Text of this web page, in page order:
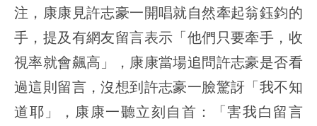
注，康康見許志豪一開唱就自然牽起翁鈺鈞的
手，提及有網友留言表示「他們只要牽手，收
視率就會飆高」，康康當場追問許志豪是否看
過這則留言，沒想到許志豪一臉驚訝「我不知
道耶」，康康一聽立刻自首：「害我白留言